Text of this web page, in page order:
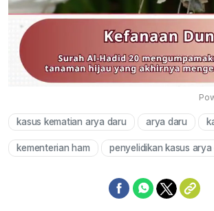
kasus kematian arya daru arya daru
kementerian ham penyelidikan kasus arya